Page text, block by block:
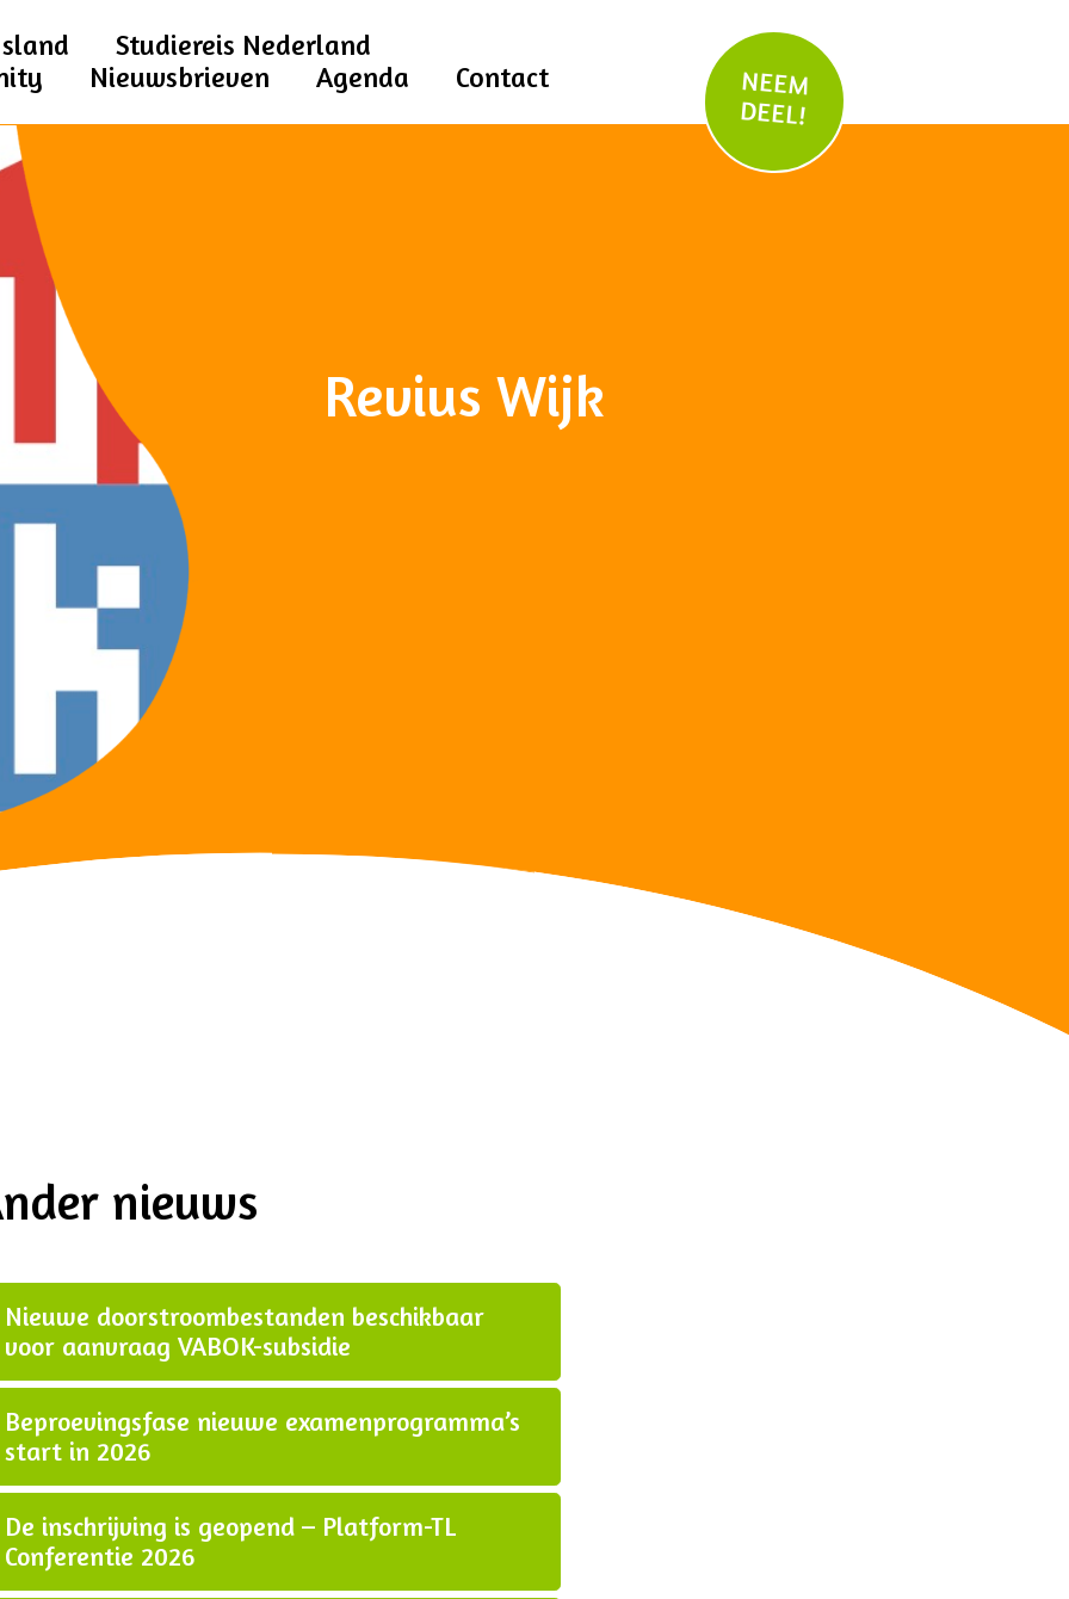
Studiereis Nederland
Nieuwsbrieven Agenda Contact NEEM
DEEL!
Revius Wijk
nieuws
Nieuwe doorstroombestanden beschikbaar
voor aanvraag VABOK-subsidie
Beproevingsfase nieuwe examenprogramma’s
start in 2026
De inschrijving is geopend – Platform-TL
Conferentie 2026